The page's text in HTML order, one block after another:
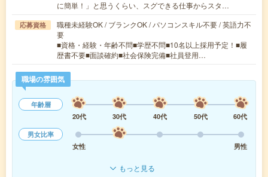
に簡単！」と思うくらい、スグできる仕事からスタ…
応募資格
職種未経験OK / ブランクOK / パソコンスキル不要 / 英語力不
要
■資格・経験・年齢不問■学歴不問■10名以上採用予定！■履
歴書不要■面談確約■社会保険完備■社員登用…
職場の雰囲気
年齢層
20代
30代 40代 50代
60代
男女比率
女性
男性
もっと見る